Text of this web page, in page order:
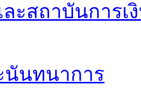
ะสถาบันการเ
นันทนาการ